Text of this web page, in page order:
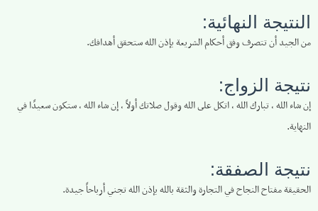
النتيجة النهائية:
من الجيد أن تتصرف وفق أحكام الشريعة بإذن الله ستحقق أهدافك.
نتيجة الزواج:
إن شاء الله ، تبارك الله ، اتكل على الله وقول صلاتك أولاً ، إن شاء الله ، ستكون سعيدًا في
النهاية.
نتيجة الصفقة:
الحقيقة مفتاح النجاح في التجارة والثقة بالله بإذن الله تجني أرباحاً جيدة.